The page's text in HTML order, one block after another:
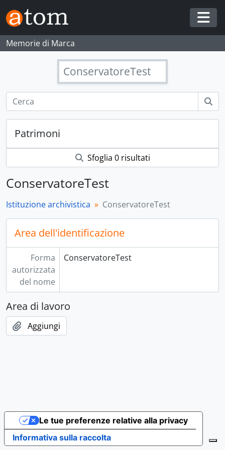
Skip to main content
Memorie di Marca
ConservatoreTest
Patrimoni
Sfoglia 0 risultati
ConservatoreTest
Istituzione archivistica ConservatoreTest
Area dell'identificazione
Forma
autorizzata
del nome
ConservatoreTest
Area di lavoro
Aggiungi
Informativa sulla raccolta
Le tue preferenze relative alla privacy